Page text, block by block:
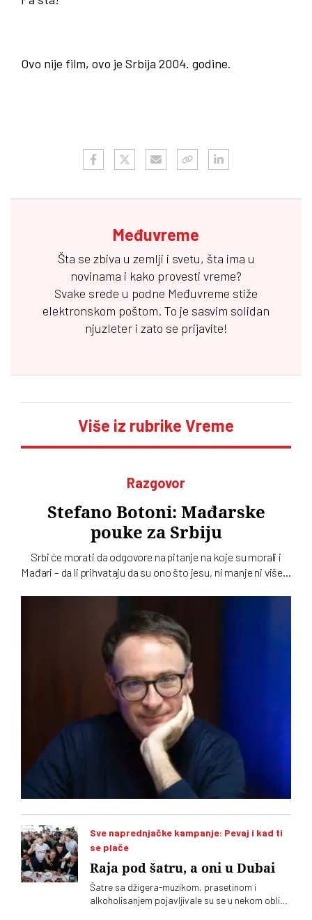
Ovo nije film, ovo je Srbija 2004. godine.
Međuvreme
Šta se zbiva u zemlji i svetu, šta ima u
novinama i kako provesti vreme?
Svake srede u podne Međuvreme stiže
elektronskom poštom. To je sasvim solidan
njuzleter i zato se prijavite!
Više iz rubrike Vreme
Razgovor
Stefano Botoni: Mađarske
pouke za Srbiju
Srbi će morati da odgovore na pitanje na koje su morali i
Mađari – da li prihvataju da su ono što jesu, ni manje ni više…
Mađarskoj
Sve naprednjačke kampanje: Pevaj i kad ti
se plače
Raja pod šatru, a oni u Dubai
Šatre sa džigera-muzikom, prasetinom i
alkoholisanjem pojavljivale su se u nekom obliku